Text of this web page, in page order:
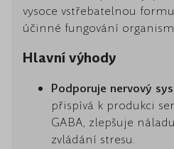
vysoce vstřebatelnou
účinné fungování
Hlavní výhody
Podporuje nervový
přispívá k produkci
GABA, zlepšuje
zvládání stresu.